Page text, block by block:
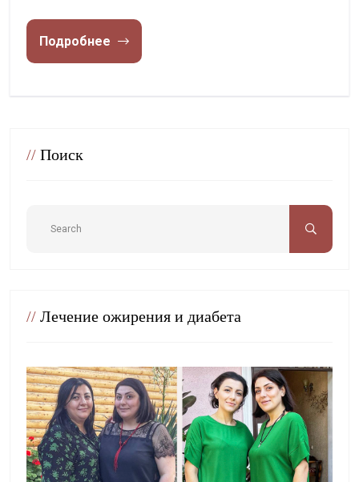
Подробнее
// Поиск
// Лечение ожирения и диабета